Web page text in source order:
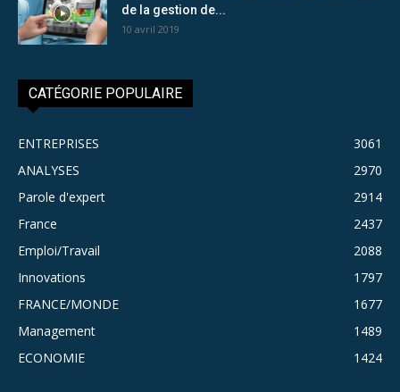
de la gestion de...
10 avril 2019
CATÉGORIE POPULAIRE
ENTREPRISES
3061
ANALYSES
2970
Parole d'expert
2914
France
2437
Emploi/Travail
2088
Innovations
1797
FRANCE/MONDE
1677
Management
1489
ECONOMIE
1424